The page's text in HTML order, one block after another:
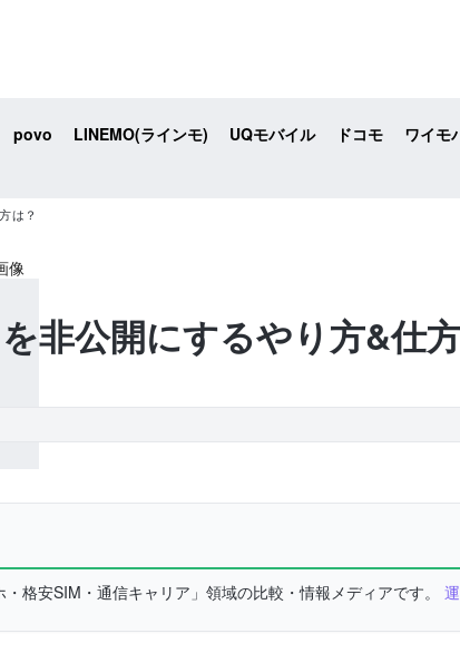
povo LINEMO(ラインモ) UQモバイル ドコモ ワイモ
は？
非公開にするやり方&仕
格安SIM・通信キャリア」領域の比較・情報メディアです。